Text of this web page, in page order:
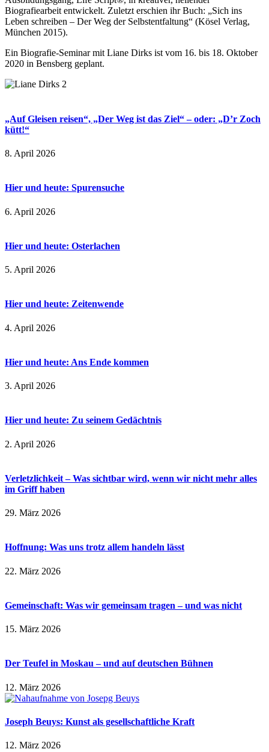
Biografiearbeit entwickelt. Zuletzt erschien ihr Buch: „Sich ins
Leben schreiben – Der Weg der Selbstentfaltung“ (Kösel Verlag,
München 2015).
Ein Biografie-Seminar mit Liane Dirks ist vom 16. bis 18. Oktober
2020 in Bensberg geplant.
„Auf Gleisen reisen“, „Der Weg ist das Ziel“ – oder: „D’r Zoch
kütt!“
8. April 2026
Hier und heute: Spurensuche
6. April 2026
Hier und heute: Osterlachen
5. April 2026
Hier und heute: Zeitenwende
4. April 2026
Hier und heute: Ans Ende kommen
3. April 2026
Hier und heute: Zu seinem Gedächtnis
2. April 2026
Verletzlichkeit – Was sichtbar wird, wenn wir nicht mehr alles
im Griff haben
29. März 2026
Hoffnung: Was uns trotz allem handeln lässt
22. März 2026
Gemeinschaft: Was wir gemeinsam tragen – und was nicht
15. März 2026
Der Teufel in Moskau – und auf deutschen Bühnen
12. März 2026
Joseph Beuys: Kunst als gesellschaftliche Kraft
12. März 2026